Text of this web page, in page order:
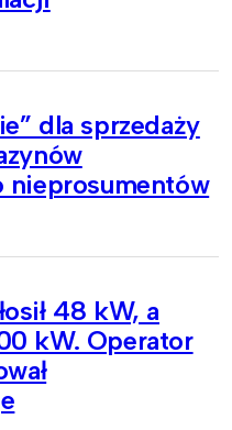
dla sprzedaży
nieprosumentów
48 kW, a
kW. Operator